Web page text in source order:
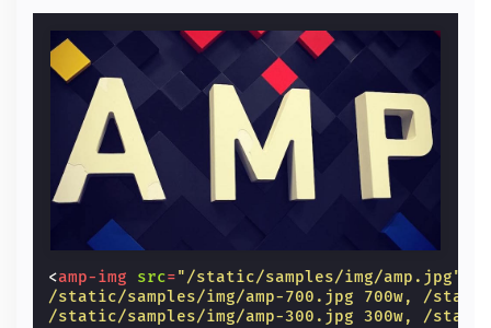
<amp-img src="/static/samples/img/amp.jpg"
/static/samples/img/amp-700.jpg 700w, /
/static/samples/img/amp-300.jpg 300w, /